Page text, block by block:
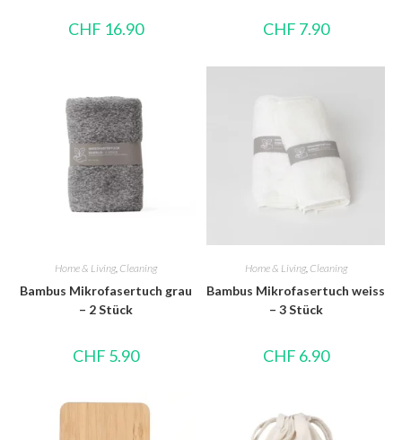
CHF 16.90 CHF 7.90
Home & Living, Cleaning
Bambus Mikrofasertuch grau
– 2 Stück
CHF 5.90
Home & Living, Cleaning
Bambus Mikrofasertuch weiss
– 3 Stück
CHF 6.90